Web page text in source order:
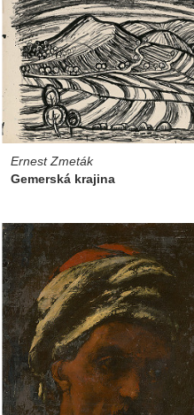
Ernest Zmeták
Gemerská krajina